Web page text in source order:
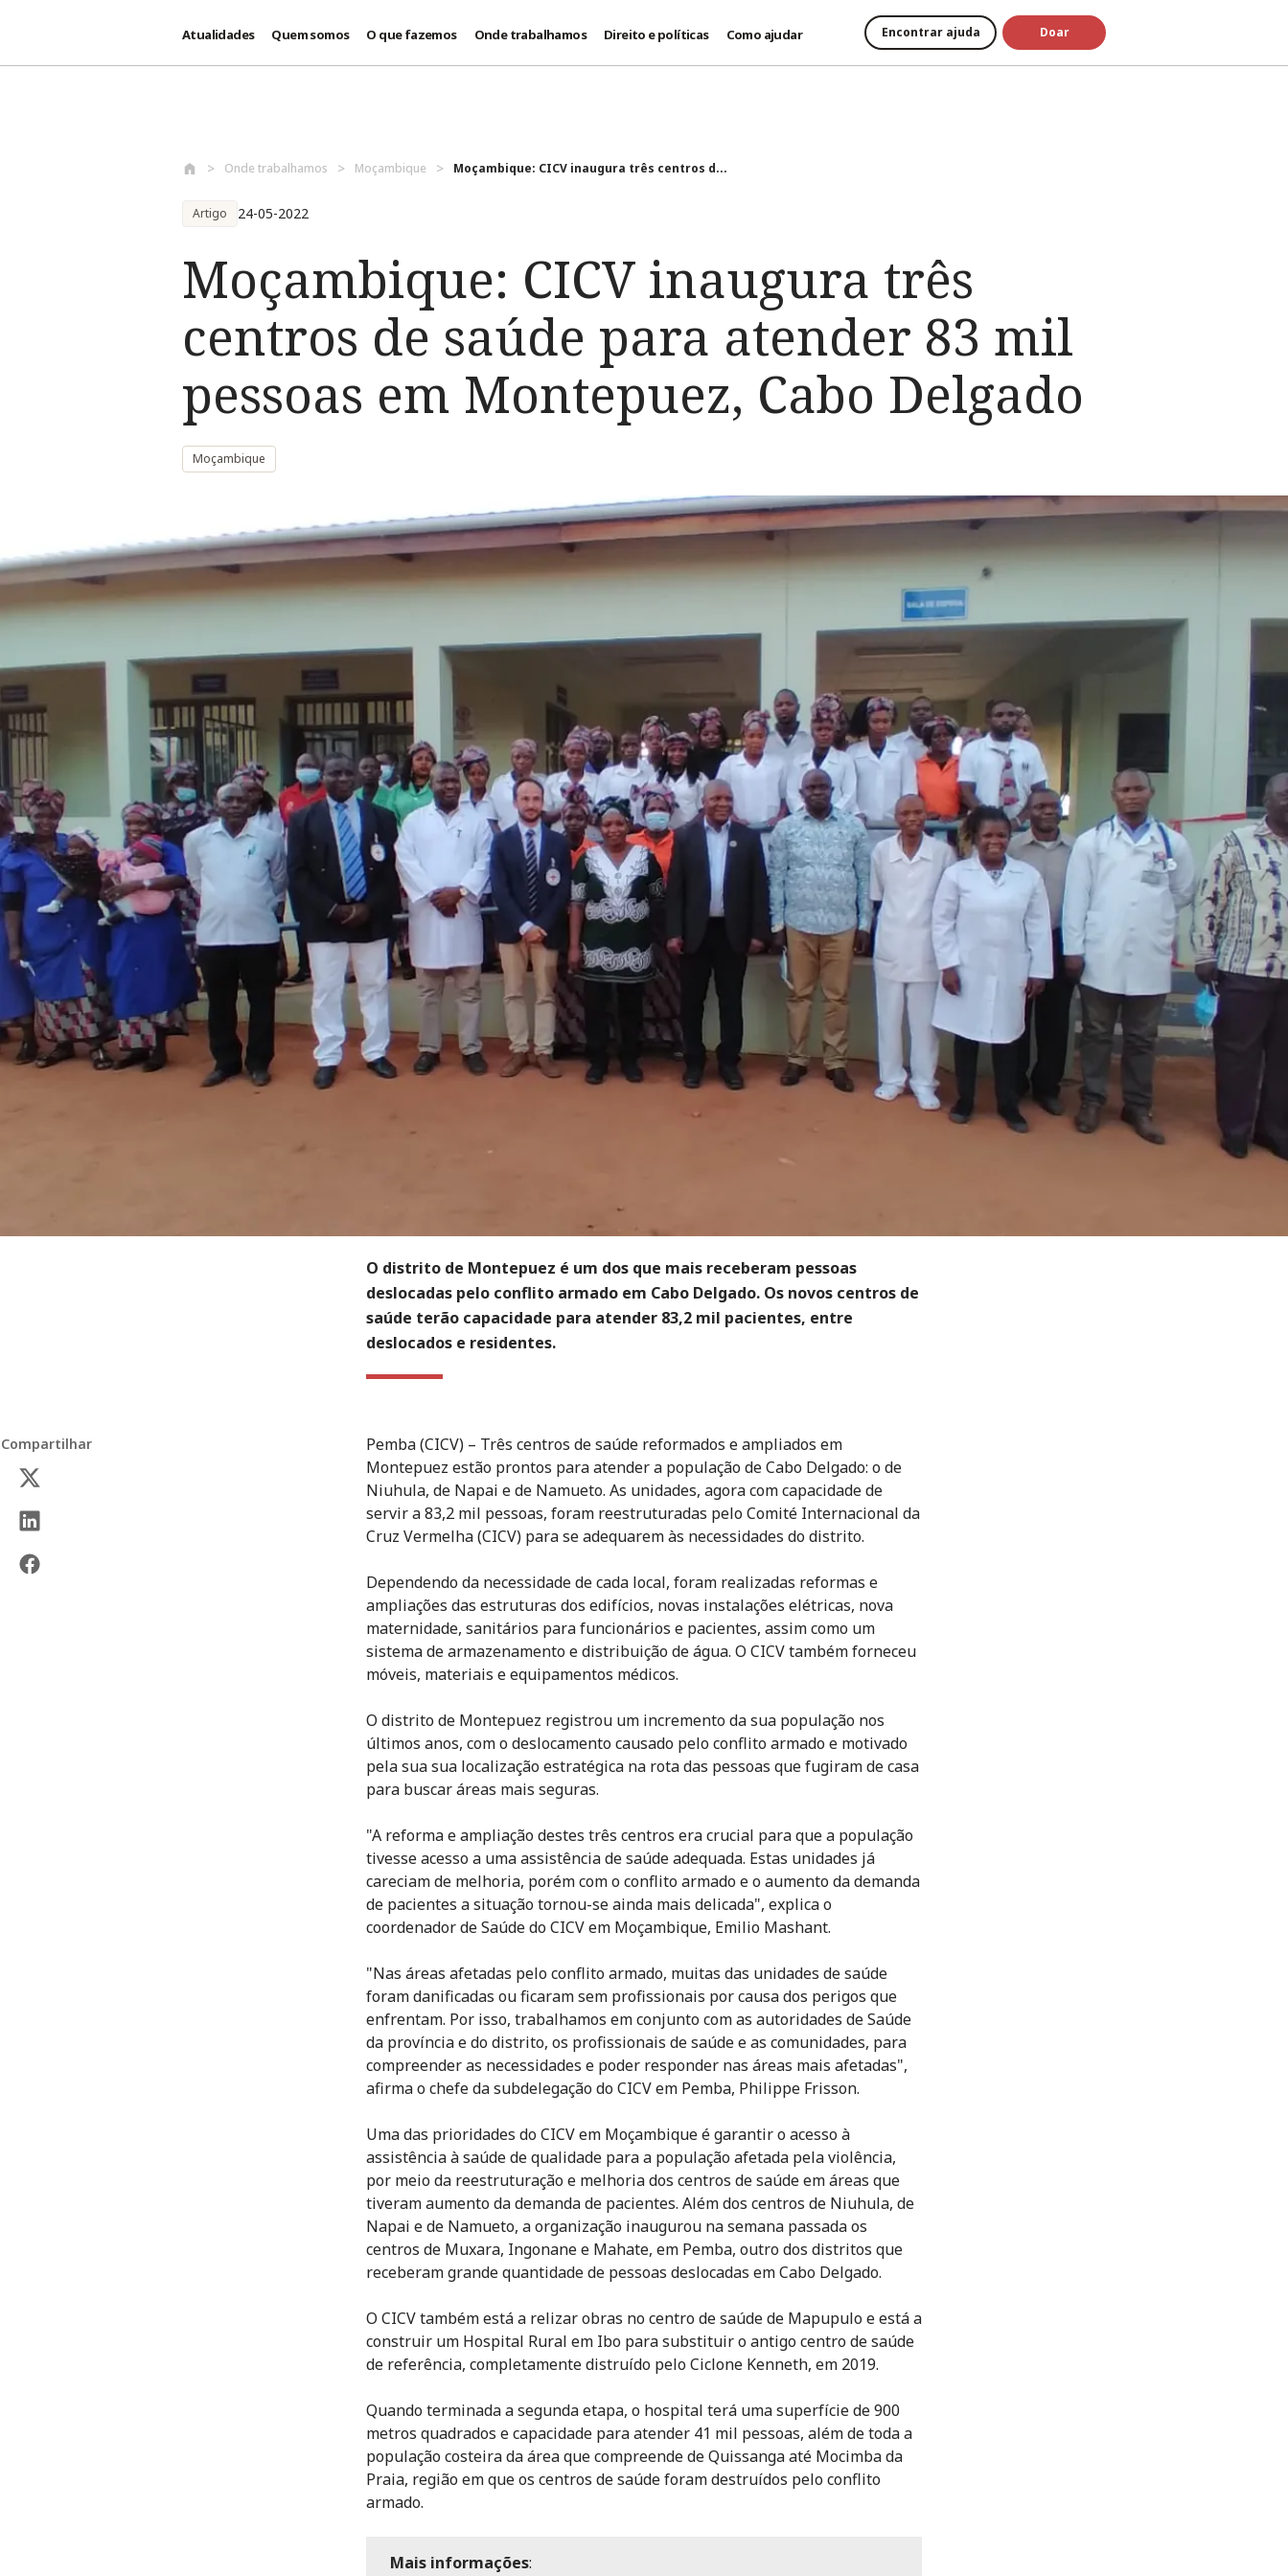
Atualidades Quem somos O que fazemos Onde trabalhamos Direito e políticas Como ajudar Encontrar ajuda Doar
Onde trabalhamos Moçambique Moçambique: CICV inaugura três centros d...
Artigo 24-05-2022
Moçambique: CICV inaugura três
centros de saúde para atender 83 mil
pessoas em Montepuez, Cabo Delgado
Moçambique
O distrito de Montepuez é um dos que mais receberam pessoas
deslocadas pelo conflito armado em Cabo Delgado. Os novos centros de
saúde terão capacidade para atender 83,2 mil pacientes, entre
deslocados e residentes.
Compartilhar
Pemba (CICV) – Três centros de saúde reformados e ampliados em
Montepuez estão prontos para atender a população de Cabo Delgado: o de
Niuhula, de Napai e de Namueto. As unidades, agora com capacidade de
servir a 83,2 mil pessoas, foram reestruturadas pelo Comité Internacional da
Cruz Vermelha (CICV) para se adequarem às necessidades do distrito.
Dependendo da necessidade de cada local, foram realizadas reformas e
ampliações das estruturas dos edifícios, novas instalações elétricas, nova
maternidade, sanitários para funcionários e pacientes, assim como um
sistema de armazenamento e distribuição de água. O CICV também forneceu
móveis, materiais e equipamentos médicos.
O distrito de Montepuez registrou um incremento da sua população nos
últimos anos, com o deslocamento causado pelo conflito armado e motivado
pela sua sua localização estratégica na rota das pessoas que fugiram de casa
para buscar áreas mais seguras.
"A reforma e ampliação destes três centros era crucial para que a população
tivesse acesso a uma assistência de saúde adequada. Estas unidades já
careciam de melhoria, porém com o conflito armado e o aumento da demanda
de pacientes a situação tornou-se ainda mais delicada", explica o
coordenador de Saúde do CICV em Moçambique, Emilio Mashant.
"Nas áreas afetadas pelo conflito armado, muitas das unidades de saúde
foram danificadas ou ficaram sem profissionais por causa dos perigos que
enfrentam. Por isso, trabalhamos em conjunto com as autoridades de Saúde
da província e do distrito, os profissionais de saúde e as comunidades, para
compreender as necessidades e poder responder nas áreas mais afetadas",
afirma o chefe da subdelegação do CICV em Pemba, Philippe Frisson.
Uma das prioridades do CICV em Moçambique é garantir o acesso à
assistência à saúde de qualidade para a população afetada pela violência,
por meio da reestruturação e melhoria dos centros de saúde em áreas que
tiveram aumento da demanda de pacientes. Além dos centros de Niuhula, de
Napai e de Namueto, a organização inaugurou na semana passada os
centros de Muxara, Ingonane e Mahate, em Pemba, outro dos distritos que
receberam grande quantidade de pessoas deslocadas em Cabo Delgado.
O CICV também está a relizar obras no centro de saúde de Mapupulo e está a
construir um Hospital Rural em Ibo para substituir o antigo centro de saúde
de referência, completamente distruído pelo Ciclone Kenneth, em 2019.
Quando terminada a segunda etapa, o hospital terá uma superfície de 900
metros quadrados e capacidade para atender 41 mil pessoas, além de toda a
população costeira da área que compreende de Quissanga até Mocimba da
Praia, região em que os centros de saúde foram destruídos pelo conflito
armado.
Mais informações: